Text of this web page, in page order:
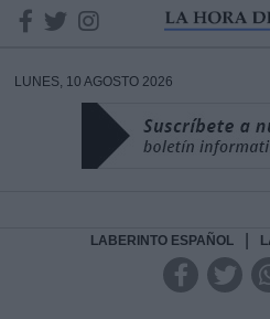
LUNES, 10 AGOSTO 2026
LABERINTO ESPAÑOL
DATOS
Responsable: